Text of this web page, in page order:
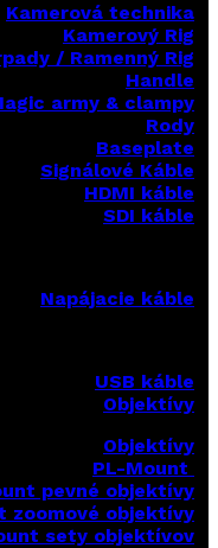
Kamerová technika
Kamerový Rig
/ Ramenný Rig
Handle
army & clampy
Rody
Baseplate
Signálové Káble
HDMI káble
SDI káble
Napájacie káble
USB káble
Objektívy
Objektívy
PL-Mount
pevné objektívy
zoomové objektívy
sety objektívov